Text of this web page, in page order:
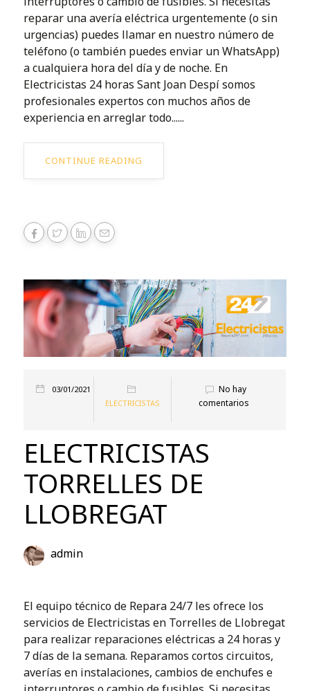
reparar una avería eléctrica urgentemente (o sin
urgencias) puedes llamar en nuestro número de
teléfono (o también puedes enviar un WhatsApp)
a cualquiera hora del día y de noche. En
Electricistas 24 horas Sant Joan Despí somos
profesionales expertos con muchos años de
experiencia en arreglar todo......
CONTINUE READING
03/01/2021
ELECTRICISTAS
No hay
comentarios
ELECTRICISTAS
TORRELLES DE
LLOBREGAT
admin
El equipo técnico de Repara 24/7 les ofrece los
servicios de Electricistas en Torrelles de Llobregat
para realizar reparaciones eléctricas a 24 horas y
7 días de la semana. Reparamos cortos circuitos,
averías en instalaciones, cambios de enchufes e